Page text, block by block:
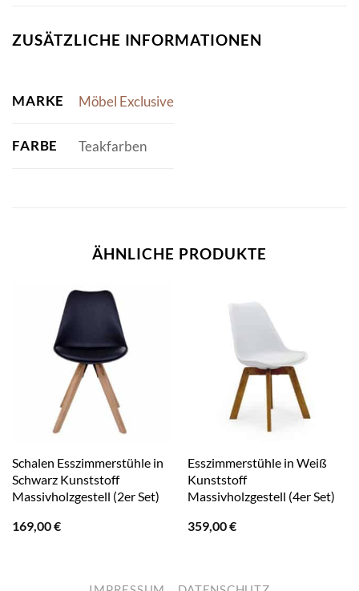
ZUSÄTZLICHE INFORMATIONEN
MARKE Möbel Exclusive
FARBE Teakfarben
ÄHNLICHE PRODUKTE
Schalen Esszimmerstühle in
Schwarz Kunststoff
Massivholzgestell (2er Set)
169,00€
Esszimmerstühle in Weiß
Kunststoff
Massivholzgestell (4er Set)
359,00€